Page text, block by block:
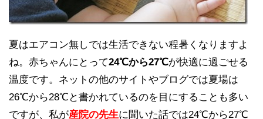
夏はエアコン無しでは生活できない程暑くなりますよ
ね。赤ちゃんにとって24℃から27℃が快適に過ごせる
温度です。ネットの他のサイトやブログでは夏場は
26℃から28℃と書かれているのを目にすることも多い
ですが、私が産院の先生に聞いた話では24℃から27℃